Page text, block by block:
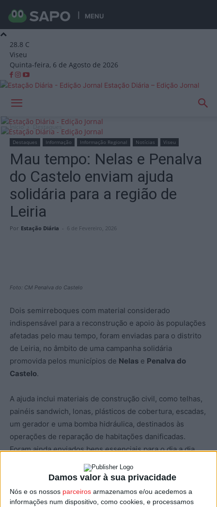
Damos valor à sua privacidade
Nós e os nossos parceiros armazenamos e/ou acedemos a
informações num dispositivo, como cookies, e processamos
MENU
28.8 C
Viseu
Quinta-feira, 6 de Agosto de 2026
Estação Diária – Edição Jornal
Início Destaques
Destaques Informação Informação Regional Notícias Viseu
Mau tempo: Nelas e Penalva
do Castelo enviam ajuda
solidária para a região de
Leiria
Por Estação Diária - 6 de Fevereiro, 2026
Foto: CM Penalva do Castelo
Dois semirreboques com material considerado
indispensável para a reconstrução e apoio às populações
afetadas pelo mau tempo, foram enviadas para o distrito
de Leiria, no âmbito de uma campanha solidária
promovida pelos municípios de Nelas e Penalva do
Castelo.
A ajuda inclui materiais de construção civil, como telhas,
painéis sandwich, lonas, plásticos de cobertura, escadas,
um gerador e uma bomba hidráulica, destinados às
operações de reparação de habitações danificadas.
Foram ainda enviados bens essenciais para o dia a dia
das famílias, nomeadamente água, cobertores, alimentos
para pessoas e animais e produtos de higiene pessoal.
Segundo o presidente da Câmara de Nelas, Joaquim